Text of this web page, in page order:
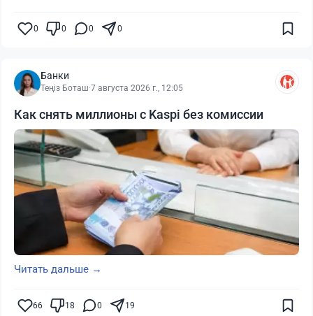
0 0 0 0
Банки
Теңіз Боташ·7 августа 2026 г., 12:05
Как снять миллионы с Kaspi без комиссии
Читать дальше →
66 18 0 19